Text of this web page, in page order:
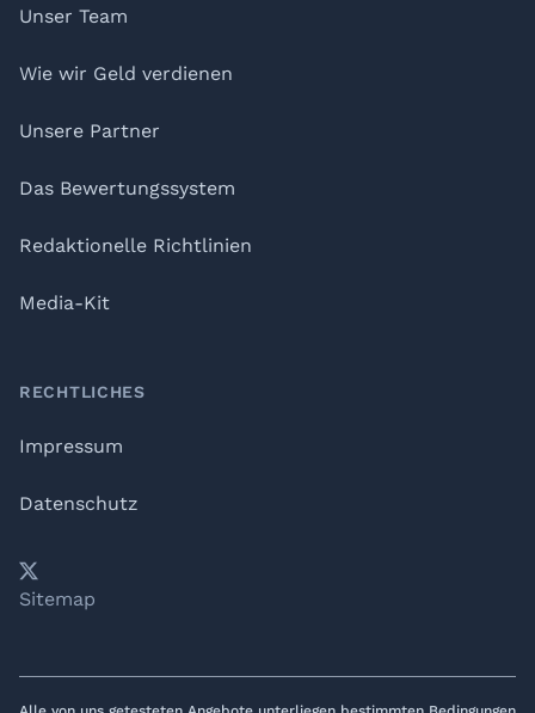
Unser Team
Wie wir Geld verdienen
Unsere Partner
Das Bewertungssystem
Redaktionelle Richtlinien
Media-Kit
RECHTLICHES
Impressum
Datenschutz
YouTube
𝕏LinkedIn
Telegram
Sitemap